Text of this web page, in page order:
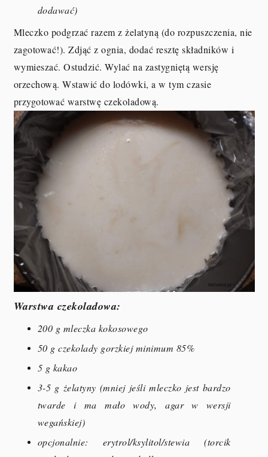
dodawać)
Mleczko podgrzać razem z żelatyną (do rozpuszczenia, nie
zagotować!). Zdjąć z ognia, dodać resztę składników i
wymieszać. Ostudzić. Wylać na zastygniętą wersję
orzechową. Wstawić do lodówki, a w tym czasie
przygotować warstwę czekoladową.
Warstwa czekoladowa:
200 g mleczka kokosowego
50 g czekolady gorzkiej minimum 85%
5 g kakao
3-5 g żelatyny (mniej jeśli mleczko jest bardzo
twarde i ma mało wody, agar w wersji
wegańskiej)
opcjonalnie: erytrol/ksylitol/stewia (torcik